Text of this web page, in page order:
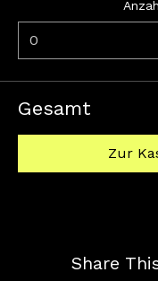
Gesamt
Zur
Share